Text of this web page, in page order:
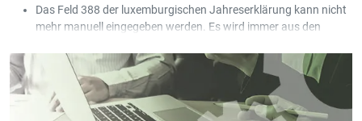
Das Feld 388 der luxemburgischen Jahreserklärung kann nicht
mehr manuell eingegeben werden. Es wird immer aus den
Die Vorschau von PDF-Dokumenten aus Scan-in kann nun auch
auf einem zweiten Monitor angezeigt werden.
Es werden nun auch Kontoauszüge mit einem Wert von 0 €
eingelesen, damit die Nummerierung der folgenden Auszüge